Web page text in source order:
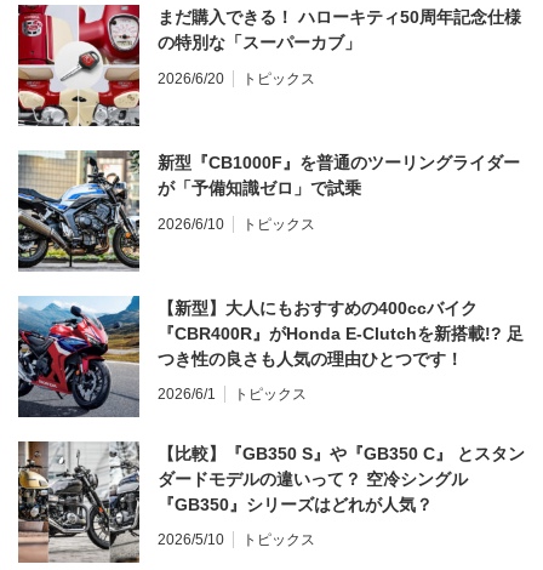
まだ購入できる！ ハローキティ50周年記念仕様
の特別な「スーパーカブ」
2026/6/20 トピックス
新型『CB1000F』を普通のツーリングライダー
が「予備知識ゼロ」で試乗
2026/6/10 トピックス
【新型】大人にもおすすめの400ccバイク
『CBR400R』がHonda E-Clutchを新搭載!? 足
つき性の良さも人気の理由ひとつです！
2026/6/1 トピックス
【比較】『GB350 S』や『GB350 C』 とスタン
ダードモデルの違いって？ 空冷シングル
『GB350』シリーズはどれが人気？
2026/5/10 トピックス